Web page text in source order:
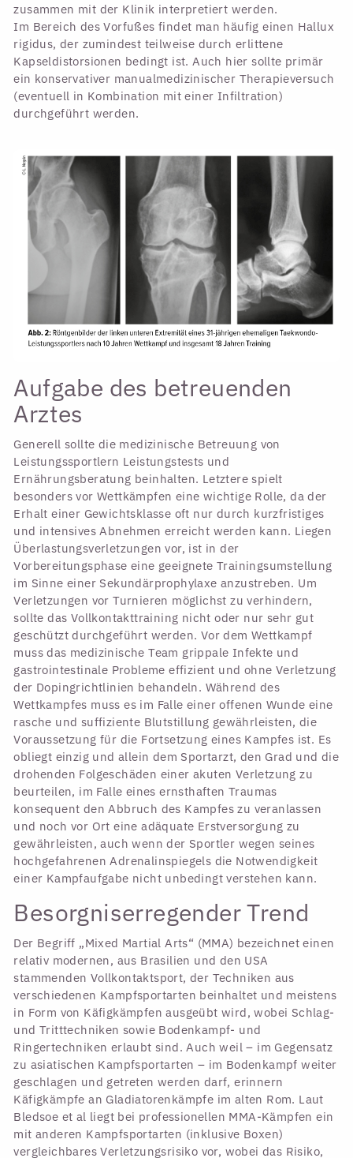
zusammen mit der Klinik interpretiert werden.
Im Bereich des Vorfußes findet man häufig einen Hallux
rigidus, der zumindest teilweise durch erlittene
Kapseldistorsionen bedingt ist. Auch hier sollte primär
ein konservativer manualmedizinischer Therapieversuch
(eventuell in Kombination mit einer Infiltration)
durchgeführt werden.
Aufgabe des betreuenden
Arztes
Generell sollte die medizinische Betreuung von
Leistungssportlern Leistungstests und
Ernährungsberatung beinhalten. Letztere spielt
besonders vor Wettkämpfen eine wichtige Rolle, da der
Erhalt einer Gewichtsklasse oft nur durch kurzfristiges
und intensives Abnehmen erreicht werden kann. Liegen
Überlastungsverletzungen vor, ist in der
Vorbereitungsphase eine geeignete Trainingsumstellung
im Sinne einer Sekundärprophylaxe anzustreben. Um
Verletzungen vor Turnieren möglichst zu verhindern,
sollte das Vollkontakttraining nicht oder nur sehr gut
geschützt durchgeführt werden. Vor dem Wettkampf
muss das medizinische Team grippale Infekte und
gastrointestinale Probleme effizient und ohne Verletzung
der Dopingrichtlinien behandeln. Während des
Wettkampfes muss es im Falle einer offenen Wunde eine
rasche und suffiziente Blutstillung gewährleisten, die
Voraussetzung für die Fortsetzung eines Kampfes ist. Es
obliegt einzig und allein dem Sportarzt, den Grad und die
drohenden Folgeschäden einer akuten Verletzung zu
beurteilen, im Falle eines ernsthaften Traumas
konsequent den Abbruch des Kampfes zu veranlassen
und noch vor Ort eine adäquate Erstversorgung zu
gewährleisten, auch wenn der Sportler wegen seines
hochgefahrenen Adrenalinspiegels die Notwendigkeit
einer Kampfaufgabe nicht unbedingt verstehen kann.
Besorgniserregender Trend
Der Begriff „Mixed Martial Arts“ (MMA) bezeichnet einen
relativ modernen, aus Brasilien und den USA
stammenden Vollkontaktsport, der Techniken aus
verschiedenen Kampfsportarten beinhaltet und meistens
in Form von Käfigkämpfen ausgeübt wird, wobei Schlag-
und Tritttechniken sowie Bodenkampf- und
Ringertechniken erlaubt sind. Auch weil – im Gegensatz
zu asiatischen Kampfsportarten – im Bodenkampf weiter
geschlagen und getreten werden darf, erinnern
Käfigkämpfe an Gladiatorenkämpfe im alten Rom. Laut
Bledsoe et al liegt bei professionellen MMA-Kämpfen ein
mit anderen Kampfsportarten (inklusive Boxen)
vergleichbares Verletzungsrisiko vor, wobei das Risiko,